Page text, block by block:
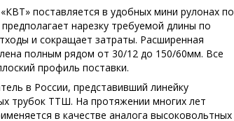
поставляется в удобных мини рулонах по
нарезку требуемой длины по
и сокращает затраты. Расширенная
полным рядом от 30/12 до 150/60мм. Все
профиль поставки.
в России, представивший линейку
трубок ТТШ. На протяжении многих лет
в качестве аналога высоковольтных